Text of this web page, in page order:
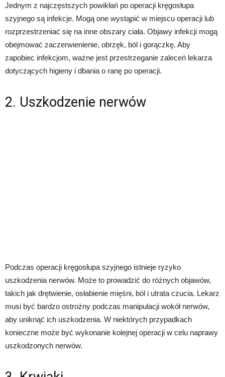
Jednym z najczęstszych powikłań po operacji kręgosłupa
szyjnego są infekcje. Mogą one wystąpić w miejscu operacji lub
rozprzestrzeniać się na inne obszary ciała. Objawy infekcji mogą
obejmować zaczerwienienie, obrzęk, ból i gorączkę. Aby
zapobiec infekcjom, ważne jest przestrzeganie zaleceń lekarza
dotyczących higieny i dbania o ranę po operacji.
2. Uszkodzenie nerwów
Podczas operacji kręgosłupa szyjnego istnieje ryzyko
uszkodzenia nerwów. Może to prowadzić do różnych objawów,
takich jak drętwienie, osłabienie mięśni, ból i utrata czucia. Lekarz
musi być bardzo ostrożny podczas manipulacji wokół nerwów,
aby uniknąć ich uszkodzenia. W niektórych przypadkach
konieczne może być wykonanie kolejnej operacji w celu naprawy
uszkodzonych nerwów.